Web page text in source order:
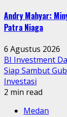
Andry Mahyar:
Patra Niaga
6 Agustus 2026
BI Investment
Siap Sambut
Investasi
2 min read
Medan